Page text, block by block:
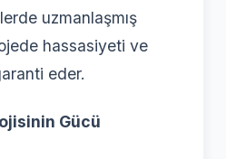
uzmanlaşmış
hassasiyeti ve
eder.
Gücü